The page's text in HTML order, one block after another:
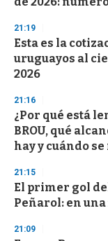
o
d
s
21:19
Esta es la
uruguayos al
2026
21:16
¿Por qué está
BROU, qué
hay y cuándo
21:15
El primer gol
Peñarol: en
21:09